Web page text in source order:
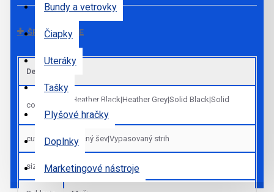
Bundy a vetrovky
Čiapky
Uteráky
Tašky
Plyšové hračky
Doplnky
Marketingové nástroje
ŠPECIFIKÁCIE
Default
colors
Heather Black|Heather Grey|Solid Black|Solid
White
cut_sk Bočný šev|Vypasovaný strih
sizes S|M|L|XL|2XL